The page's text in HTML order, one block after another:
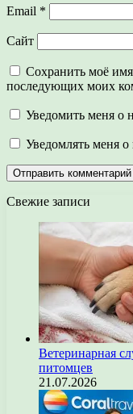
Email *
Сайт
Сохранить моё
последующих моих
Уведомить меня о
Уведомлять меня
Свежие записи
Ветеринарная
питомцев
21.07.2026